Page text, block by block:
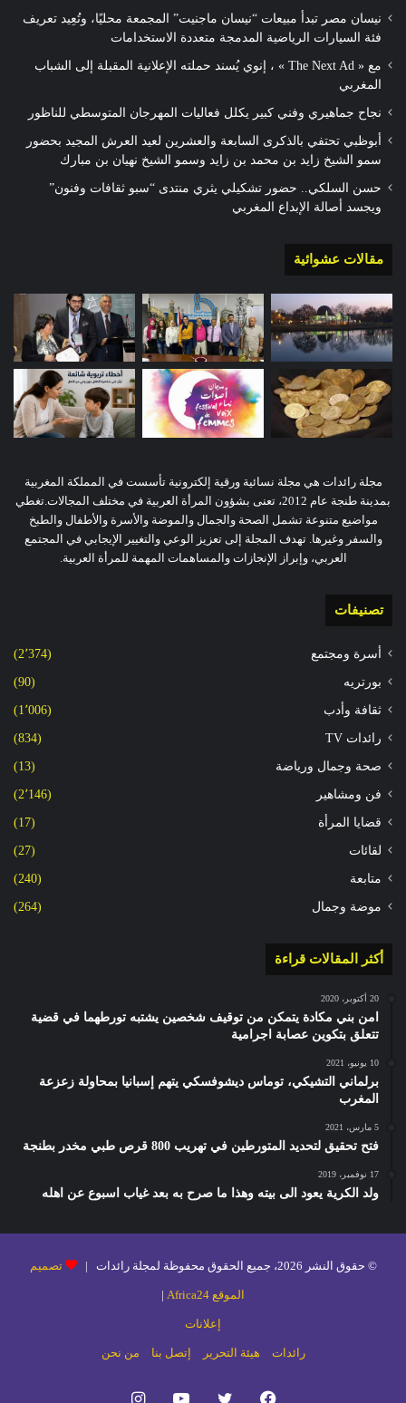
نيسان مصر تبدأ مبيعات “نيسان ماجنيت” المجمعة محليًا، وتُعِيد تعريف
فئة السيارات الرياضية المدمجة متعددة الاستخدامات
مع « The Next Ad » ، إنوي يُسند حملته الإعلانية المقبلة إلى الشباب
المغربي
نجاح جماهيري وفني كبير يكلل فعاليات المهرجان المتوسطي للناظور
أبوظبي تحتفي بالذكرى السابعة والعشرين لعيد العرش المجيد بحضور
سمو الشيخ زايد بن محمد بن زايد وسمو الشيخ نهيان بن مبارك
حسن السلكي.. حضور تشكيلي يثري منتدى “سبو ثقافات وفنون”
ويجسد أصالة الإبداع المغربي
مقالات عشوائية
مجلة رائدات هي مجلة نسائية ورقية إلكترونية تأسست في المملكة المغربية
بمدينة طنجة عام 2012، تعنى بشؤون المرأة العربية في مختلف المجالات.تغطي
مواضيع متنوعة تشمل الصحة والجمال والموضة والأسرة والأطفال والطبخ
والسفر وغيرها. تهدف المجلة إلى تعزيز الوعي والتغيير الإيجابي في المجتمع
العربي، وإبراز الإنجازات والمساهمات المهمة للمرأة العربية.
تصنيفات
أسرة ومجتمع (2٬374)
بورتريه (90)
ثقافة وأدب (1٬006)
رائدات TV (834)
صحة وجمال ورياضة (13)
فن ومشاهير (2٬146)
قضايا المرأة (17)
لقائات (27)
متابعة (240)
موضة وجمال (264)
أكثر المقالات قراءة
20 أكتوبر، 2020
امن بني مكادة يتمكن من توقيف شخصين يشتبه تورطهما في قضية
تتعلق بتكوين عصابة اجرامية
10 يونيو، 2021
برلماني التشيكي، توماس ديشوفسكي يتهم إسبانيا بمحاولة زعزعة
المغرب
5 مارس، 2021
فتح تحقيق لتحديد المتورطين في تهريب 800 قرص طبي مخدر بطنجة
17 نوفمبر، 2019
ولد الكرية يعود الى بيته وهذا ما صرح به بعد غياب اسبوع عن اهله
© حقوق النشر 2026، جميع الحقوق محفوظة لمجلة رائدات | تصميم
الموقع Africa24 |
إعلانات
رائدات هيئة التحرير إتصل بنا من نحن
فيسبوك تويتر يوتيوبانستقرام